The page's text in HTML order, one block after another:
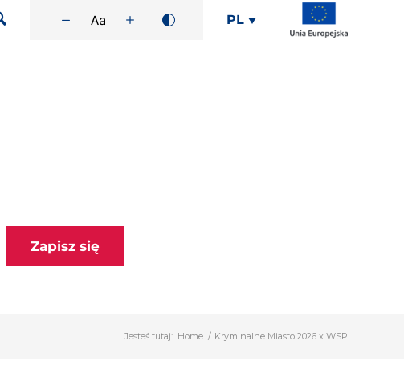
PL
Zapisz się
Jesteś tutaj: Home / Kryminalne Miasto 2026 x WSP